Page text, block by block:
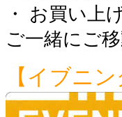
・ お買い上
ご一緒にご
【イブニン